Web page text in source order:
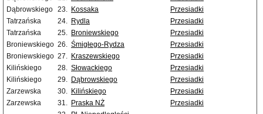
Dąbrowskiego 23. Kossaka
Przesiadki
Tatrzańska
24. Rydla
Przesiadki
Tatrzańska
25. Broniewskiego
Przesiadki
Broniewskiego 26. Śmigłego-Rydza
Przesiadki
Broniewskiego 27. Kraszewskiego
Przesiadki
Kilińskiego
28. Słowackiego
Przesiadki
Kilińskiego
29. Dąbrowskiego
Przesiadki
Zarzewska
30. Kilińskiego
Przesiadki
Zarzewska
31. Praska NŻ
Przesiadki